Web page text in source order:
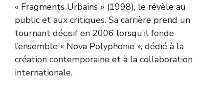
« Fragments Urbains » (1998), le révèle au
public et aux critiques. Sa carrière prend un
tournant décisif en 2006 lorsqu’il fonde
l’ensemble « Nova Polyphonie », dédié à la
création contemporaine et à la collaboration
internationale.